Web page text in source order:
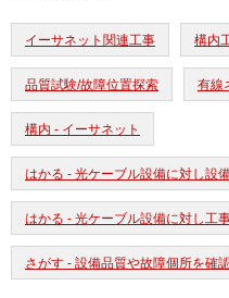
イーサネット関連工事 構内
品質試験/故障位置探索 有線
構内 - イーサネット
はかる - 光ケーブル設備に対し設
はかる - 光ケーブル設備に対し工
さがす - 設備品質や故障個所を確